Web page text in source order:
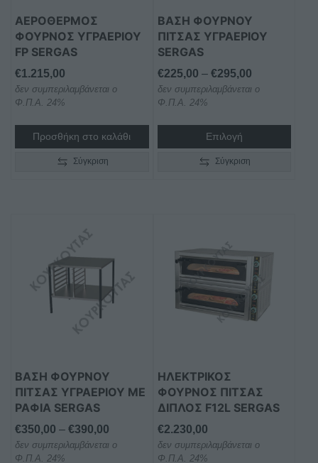
ΑΕΡΟΘΕΡΜΟΣ
ΦΟΥΡΝΟΣ ΥΓΡΑΕΡΙΟΥ
FP SERGAS
€1.215,00
δεν συμπεριλαμβάνεται ο
Φ.Π.Α. 24%
Προσθήκη στο καλάθι
Σύγκριση
ΒΑΣΗ ΦΟΥΡΝΟΥ
ΠΙΤΣΑΣ ΥΓΡΑΕΡΙΟΥ
SERGAS
€225,00 – €295,00Price
range:
through
δεν συμπεριλαμβάνεται ο
Φ.Π.Α. 24%
Επιλογή
να
επιλεγούν
στη
σελίδα
του
προϊόντος
Σύγκριση
ΒΑΣΗ ΦΟΥΡΝΟΥ
ΠΙΤΣΑΣ ΥΓΡΑΕΡΙΟΥ ΜΕ
ΡΑΦΙΑ SERGAS
€350,00 – €390,00
range:
δεν συμπεριλαμβάνεται ο
Φ.Π.Α. 24%
πολλαπλές
παραλλαγές.
να
επιλεγούν
στη
σελίδα
του
ΗΛΕΚΤΡΙΚΟΣ
ΦΟΥΡΝΟΣ ΠΙΤΣΑΣ
ΔΙΠΛΟΣ F12L SERGAS
€2.230,00
δεν συμπεριλαμβάνεται ο
Φ.Π.Α. 24%